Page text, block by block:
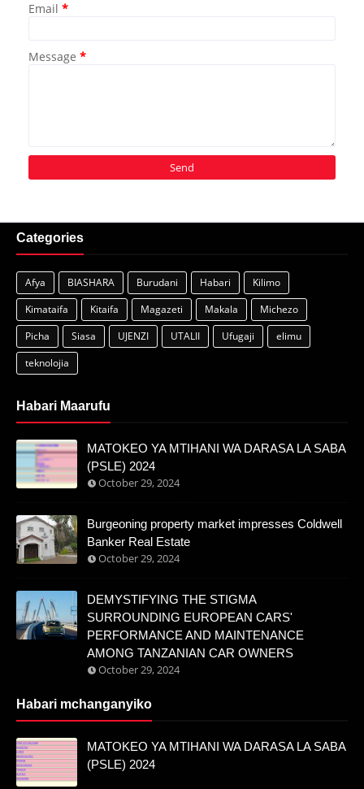
Email *
Message *
Categories
Afya BIASHARA Burudani Habari
Kilimo
Kimataifa
Kitaifa Magazeti Makala
Michezo
Picha
Siasa UJENZI UTALII Ufugaji
elimu
teknolojia
Habari Maarufu
MATOKEO YA MTIHANI WA DARASA LA SABA
(PSLE) 2024
October 29, 2024
Burgeoning property market impresses Coldwell
Banker Real Estate
October 29, 2024
DEMYSTIFYING THE STIGMA
SURROUNDING EUROPEAN CARS'
PERFORMANCE AND MAINTENANCE
AMONG TANZANIAN CAR OWNERS
October 29, 2024
Habari mchanganyiko
MATOKEO YA MTIHANI WA DARASA LA SABA
(PSLE) 2024